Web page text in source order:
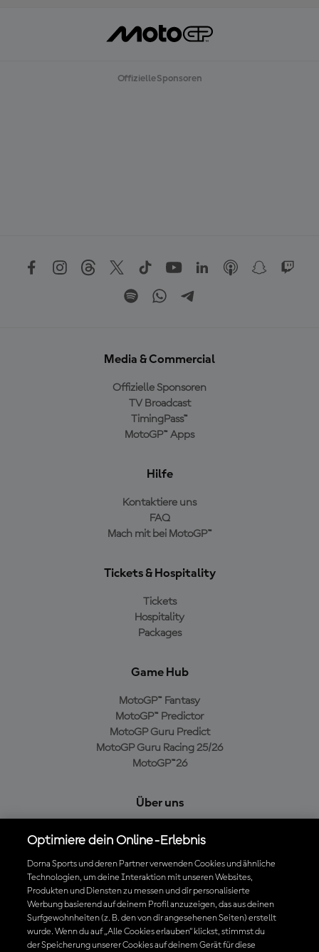
Offizielle Sponsoren
Media & Commercial
Offizielle Sponsoren
TV Broadcast
TimingPass™
MotoGP™ Apps
Hilfe
Kontaktiere uns
FAQ
Mach mit bei MotoGP™
Tickets & Hospitality
Tickets
Hospitality
Packages
Game Hub
MotoGP™ Fantasy
MotoGP™ Predictor
MotoGP Guru Predict
MotoGP Guru Racing 25/26
MotoGP™26
Über uns
Cookie-Richtlinien
Geschäftsbedingungen
Datenschutzrichtlinien
Kaufrichtlinie
Optimiere dein Online-Erlebnis
Dorna Sports und deren Partner verwenden Cookies und ähnliche
Technologien, um deine Interaktion mit unseren Websites,
Produkten und Diensten zu messen und dir personalisierte
Werbung basierend auf deinem Profil anzuzeigen, das aus deinen
Surfgewohnheiten (z. B. den von dir angesehenen Seiten) erstellt
wurde. Wenn du auf „Alle Cookies erlauben“ klickst, stimmst du
der Speicherung unserer Cookies auf deinem Gerät für diese